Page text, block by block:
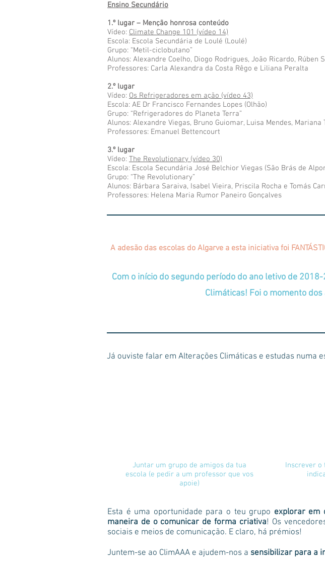
Ensino Secundário
1.º lugar – Menção honrosa conteúdo
Vídeo: Climate Change 101 (vídeo 14)
Escola: Escola Secundária de Loulé (Loulé)
Grupo: “Metil-ciclobutano”
Alunos: Alexandre Coelho, Diogo Rodrigues, João Ricardo, Rúben
Professores: Carla Alexandra da Costa Rêgo e Liliana Peralta
2.º lugar
Vídeo: Os Refrigeradores em ação (vídeo 43)
Escola: AE Dr Francisco Fernandes Lopes (Olhão)
Grupo: “Refrigeradores do Planeta Terra”
Alunos: Alexandre Viegas, Bruno Guiomar, Luisa Mendes, Mariana
Professores: Emanuel Bettencourt
3.º lugar
Vídeo: The Revolutionary (vídeo 30)
Escola: Escola Secundária José Belchior Viegas (São Brás de
Grupo: “The Revolutionary”
Alunos: Bárbara Saraiva, Isabel Vieira, Priscila Rocha e Tomás
Professores: Helena Maria Rumor Paneiro Gonçalves
A adesão das escolas do Algarve a esta iniciativa foi
Com o início do segundo período do ano letivo de
Climáticas! Foi o momento
Já ouviste falar em Alterações Climáticas e estudas numa
Juntar um grupo de amigos da tua
escola (e pedir a um professor que vos
apoie)
Inscrever o
Esta é uma oportunidade para o teu grupo explorar em
maneira de o comunicar de forma criativa! Os
sociais e meios de comunicação. E claro, há prémios!
Juntem-se ao ClimAAA e ajudem-nos a sensibilizar para a